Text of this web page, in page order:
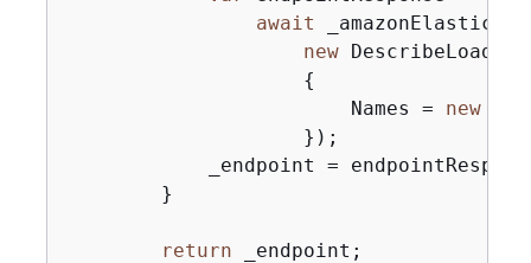
await
new
{
                        Names =
new
                    });
_endpoint =
        }
return _endpoint;